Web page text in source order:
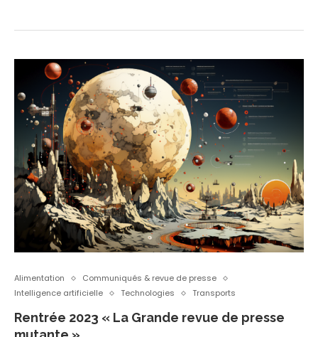
Alimentation
Communiqués & revue de presse
Intelligence artificielle
Technologies Transports
Rentrée 2023 « La Grande revue de presse